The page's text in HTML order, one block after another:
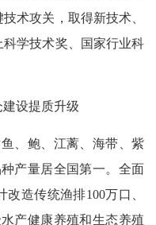
术攻关，取得新技术、
科学技术奖、国家行业科
设提质升级
、鲍、江蓠、海带、紫
产量居全国第一。全面
造传统渔排100万口、
产健康养殖和生态养殖